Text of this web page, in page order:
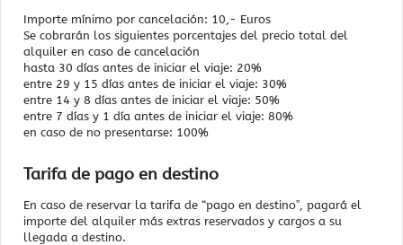
Importe mínimo por cancelación: 10,- Euros
Se cobrarán los siguientes porcentajes del precio total del
alquiler en caso de cancelación
hasta 30 días antes de iniciar el viaje: 20%
entre 29 y 15 días antes de iniciar el viaje: 30%
entre 14 y 8 días antes de iniciar el viaje: 50%
entre 7 días y 1 día antes de iniciar el viaje: 80%
en caso de no presentarse: 100%
Tarifa de pago en destino
En caso de reservar la tarifa de “pago en destinoˮ, pagará el
importe del alquiler más extras reservados y cargos a su
llegada a destino.